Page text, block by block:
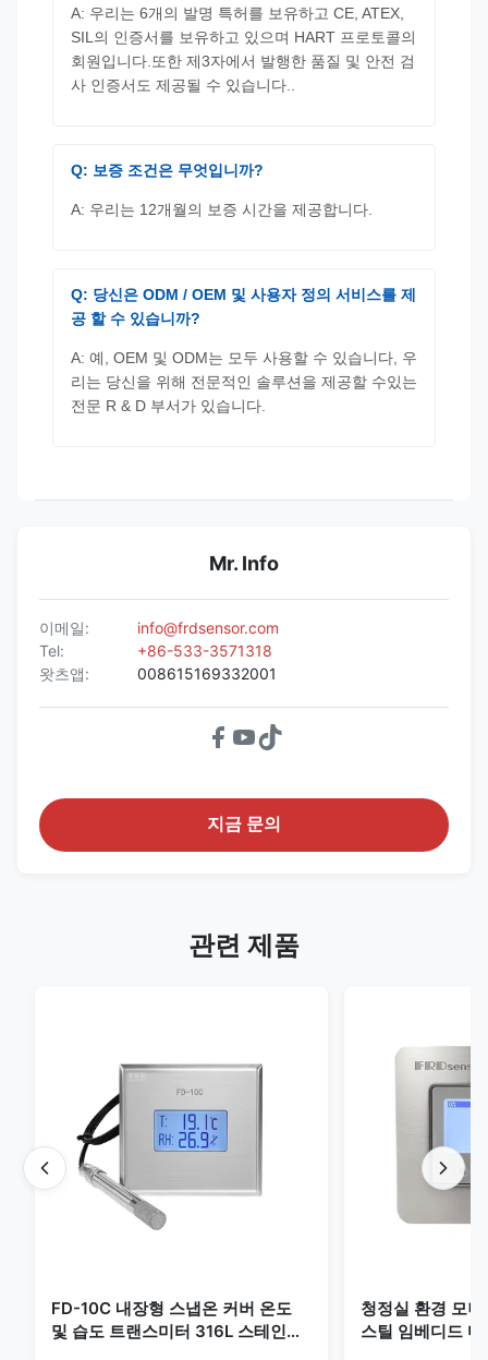
A: 우리는 6개의 발명 특허를 보유하고 CE, ATEX,
SIL의 인증서를 보유하고 있으며 HART 프로토콜의
회원입니다.또한 제3자에서 발행한 품질 및 안전 검
사 인증서도 제공될 수 있습니다..
Q: 보증 조건은 무엇입니까?
A: 우리는 12개월의 보증 시간을 제공합니다.
Q: 당신은 ODM / OEM 및 사용자 정의 서비스를 제
공 할 수 있습니까?
A: 예, OEM 및 ODM는 모두 사용할 수 있습니다, 우
리는 당신을 위해 전문적인 솔루션을 제공할 수있는
전문 R & D 부서가 있습니다.
Mr. Info
이메일:
info@frdsensor.com
Tel:
+86-533-3571318
왓츠앱:
008615169332001
지금 문의
관련 제품
FD-10C 내장형 스냅온 커버 온도
및 습도 트랜스미터 316L 스테인리
청정실 환경 모
스틸 임베디드